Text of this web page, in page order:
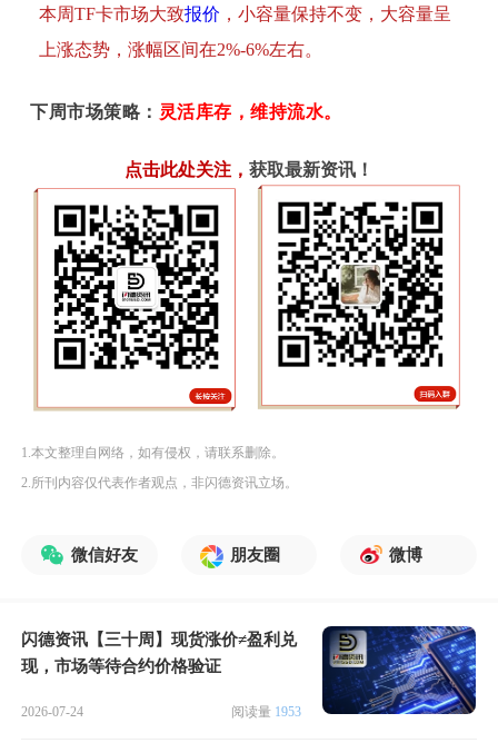
本周TF卡市场大致报价 ，小容量保持不变，大容量呈
上涨态势，涨幅区间在2%-6%左右。
下周市场策略： 灵活库存，维持流水。
点击此处关注， 获取最新资讯！
1.本文整理自网络，如有侵权，请联系删除。
2.所刊内容仅代表作者观点，非闪德资讯立场。
微信好友 朋友圈 微博
闪德资讯【三十周】现货涨价≠盈利兑
现，市场等待合约价格验证
2026-07-24 阅读量 1953